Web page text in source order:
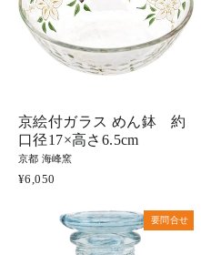
京絵付ガラス めん鉢 約
口径17×高さ6.5cm
京都 海峰窯
¥6,050
要問合せ